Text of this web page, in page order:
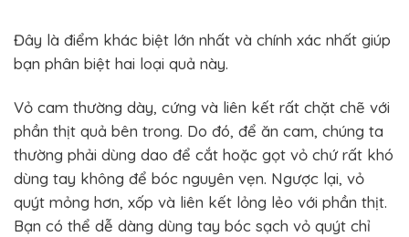
Đây là điểm khác biệt lớn nhất và chính xác nhất giúp
bạn phân biệt hai loại quả này.
Vỏ cam thường dày, cứng và liên kết rất chặt chẽ với
phần thịt quả bên trong. Do đó, để ăn cam, chúng ta
thường phải dùng dao để cắt hoặc gọt vỏ chứ rất khó
dùng tay không để bóc nguyên vẹn. Ngược lại, vỏ
quýt mỏng hơn, xốp và liên kết lỏng lẻo với phần thịt.
Bạn có thể dễ dàng dùng tay bóc sạch vỏ quýt chỉ